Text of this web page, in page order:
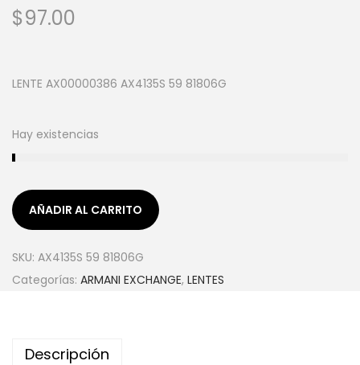
$97.00
LENTE AX00000386 AX4135S 59 81806G
Hay existencias
AÑADIR AL CARRITO
SKU: AX4135S 59 81806G
Categorías: ARMANI EXCHANGE, LENTES
Descripción